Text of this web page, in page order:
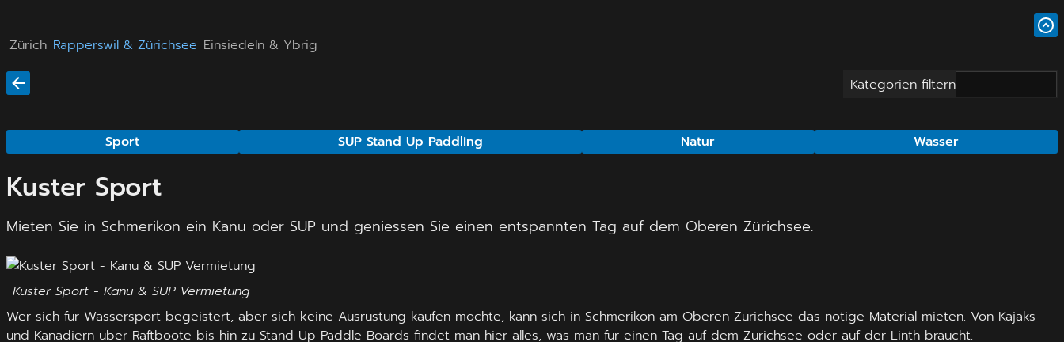
Zürich Rapperswil & Zürichsee Einsiedeln & Ybrig
Kategorien filtern
Sport SUP Stand Up Paddling Natur Wasser
Kuster Sport
Mieten Sie in Schmerikon ein Kanu oder SUP und geniessen Sie einen entspannten Tag auf dem Oberen Zürichsee.
Kuster Sport - Kanu & SUP Vermietung
Wer sich für Wassersport begeistert, aber sich keine Ausrüstung kaufen möchte, kann sich in Schmerikon am Oberen Zürichsee das nötige Material mieten. Von Kajaks
und Kanadiern über Raftboote bis hin zu Stand Up Paddle Boards findet man hier alles, was man für einen Tag auf dem Zürichsee oder auf der Linth braucht.